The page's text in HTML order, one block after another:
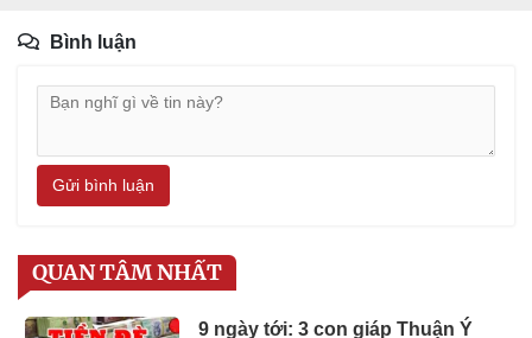
Bình luận
Gửi bình luận
QUAN TÂM NHẤT
9 ngày tới: 3 con giáp Thuận Ý